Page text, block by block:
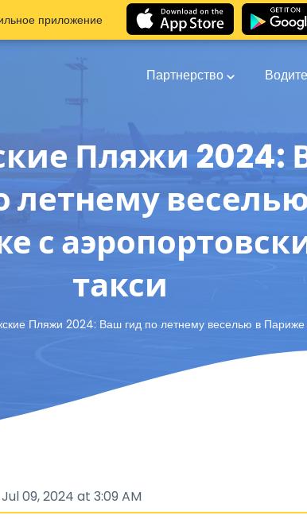
Партнерство
Пляжи 2024:
летнему
с
такси
Пляжи 2024: Ваш гид по летнему веселью в Париже
приложение
Jul 09, 2024 at 3:09 AM